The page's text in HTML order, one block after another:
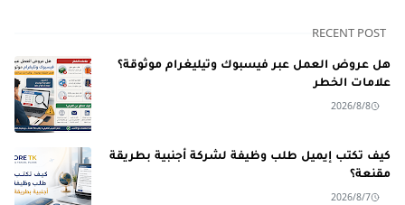
RECENT POST
هل عروض العمل عبر فيسبوك وتيليغرام موثوقة؟
علامات الخطر
2026/8/8
كيف تكتب إيميل طلب وظيفة لشركة أجنبية بطريقة
مقنعة؟
2026/8/7